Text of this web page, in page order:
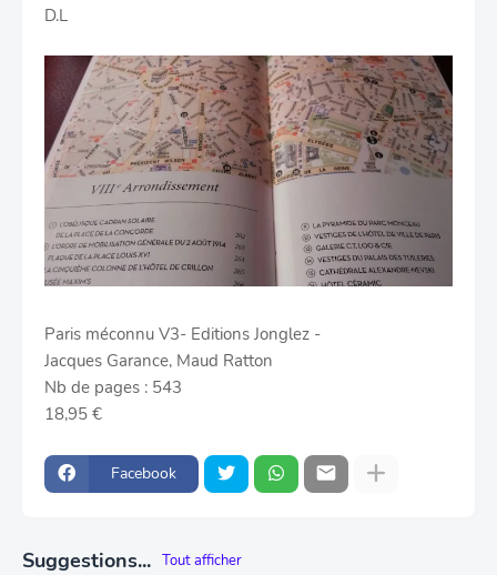
D.L
Paris méconnu V3- Editions Jonglez -
Jacques Garance, Maud Ratton
Nb de pages : 543
18,95 €
Facebook
Suggestions... Tout afficher